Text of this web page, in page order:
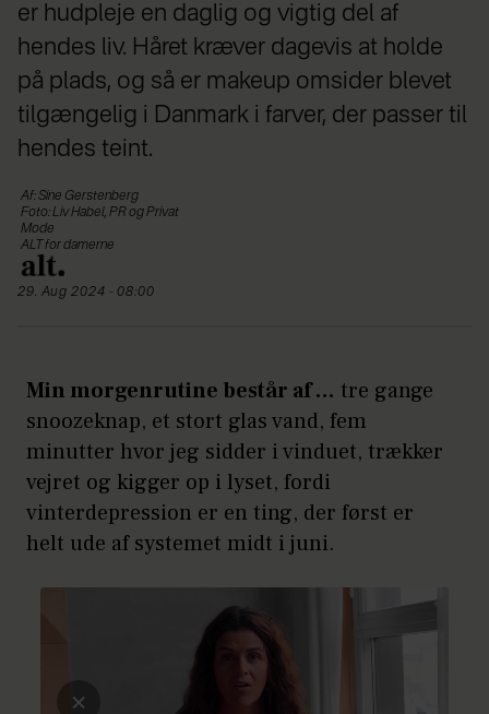
er hudpleje en daglig og vigtig del af
hendes liv. Håret kræver dagevis at holde
på plads, og så er makeup omsider blevet
tilgængelig i Danmark i farver, der passer til
hendes teint.
Af: Sine Gerstenberg
Foto: Liv Habel, PR og Privat
Mode
ALT for damerne
29. Aug 2024 - 08:00
Min morgenrutine består af … tre gange
snoozeknap, et stort glas vand, fem
minutter hvor jeg sidder i vinduet, trækker
vejret og kigger op i lyset, fordi
vinterdepression er en ting, der først er
helt ude af systemet midt i juni.